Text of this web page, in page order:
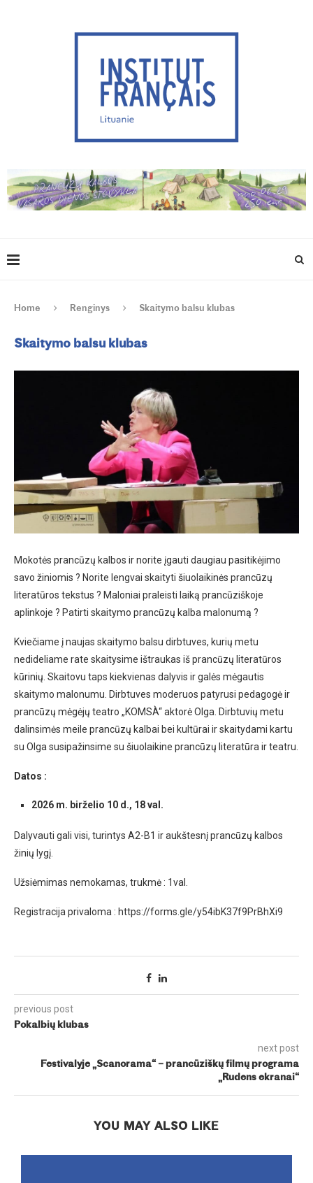
Home Renginys Skaitymo balsu klubas
Skaitymo balsu klubas
Mokotės prancūzų kalbos ir norite įgauti daugiau pasitikėjimo
savo žiniomis ? Norite lengvai skaityti šiuolaikinės prancūzų
literatūros tekstus ? Maloniai praleisti laiką prancūziškoje
aplinkoje ? Patirti skaitymo prancūzų kalba malonumą ?
Kviečiame į naujas skaitymo balsu dirbtuves, kurių metu
nedideliame rate skaitysime ištraukas iš prancūzų literatūros
kūrinių. Skaitovu taps kiekvienas dalyvis ir galės mėgautis
skaitymo malonumu. Dirbtuves moderuos patyrusi pedagogė ir
prancūzų mėgėjų teatro „KOMSÀ“ aktorė Olga. Dirbtuvių metu
dalinsimės meile prancūzų kalbai bei kultūrai ir skaitydami kartu
su Olga susipažinsime su šiuolaikine prancūzų literatūra ir teatru.
Datos :
2026 m. birželio 10 d., 18 val.
Dalyvauti gali visi, turintys A2-B1 ir aukštesnį prancūzų kalbos
žinių lygį.
Užsiėmimas nemokamas, trukmė : 1val.
Registracija privaloma : https://forms.gle/y54ibK37f9PrBhXi9
previous post
Pokalbių klubas
next post
Festivalyje „Scanorama“ – prancūziškų filmų programa
„Rudens ekranai“
YOU MAY ALSO LIKE